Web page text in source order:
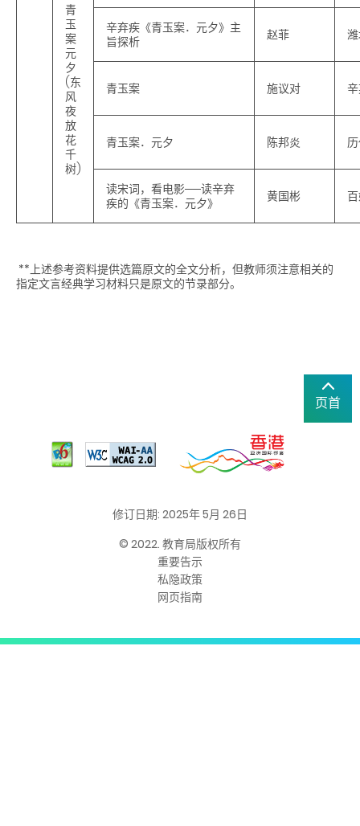
青
玉
案
元
夕
(东
风
夜
放
花
千
树)
辛弃疾《青玉案．元夕》主
旨探析
赵菲
青玉案 施议对
青玉案．元夕 陈邦炎
读宋词，看电影──读辛弃
疾的《青玉案．元夕》
黄国彬
**上述参考资料提供选篇原文的全文分析，但教师须注意相关的
指定文言经典学习材料只是原文的节录部分。
页首
修订日期: 2025年 5月 26日
© 2022. 教育局版权所有
重要告示
私隐政策
网页指南